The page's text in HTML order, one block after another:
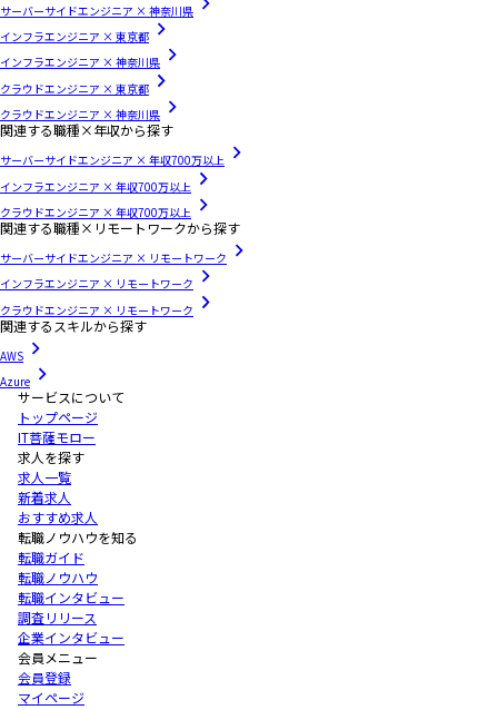
サーバーサイドエンジニア × 神奈川県
インフラエンジニア × 東京都
インフラエンジニア × 神奈川県
クラウドエンジニア × 東京都
クラウドエンジニア × 神奈川県
関連する職種×年収から探す
サーバーサイドエンジニア × 年収700万以上
インフラエンジニア × 年収700万以上
クラウドエンジニア × 年収700万以上
関連する職種×リモートワークから探す
サーバーサイドエンジニア × リモートワーク
インフラエンジニア × リモートワーク
クラウドエンジニア × リモートワーク
関連するスキルから探す
AWS
Azure
サービスについて
トップページ
IT菩薩モロー
求人を探す
求人一覧
新着求人
おすすめ求人
転職ノウハウを知る
転職ガイド
転職ノウハウ
転職インタビュー
調査リリース
企業インタビュー
会員メニュー
会員登録
マイページ